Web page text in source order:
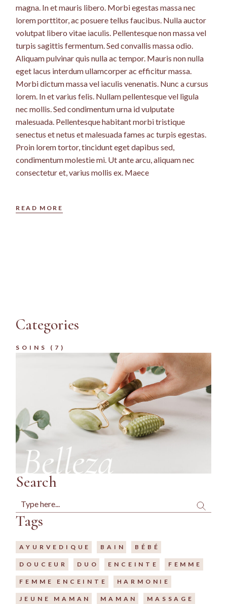
magna. In et mauris libero. Morbi egestas massa nec
lorem porttitor, ac posuere tellus faucibus. Nulla auctor
volutpat libero vitae iaculis. Pellentesque non massa vel
turpis sagittis fermentum. Sed convallis massa odio.
Aliquam pulvinar quis nulla ac tempor. Mauris non nulla
eget lacus interdum ullamcorper ac efficitur massa.
Morbi dictum massa vel iaculis venenatis. Nunc a cursus
lorem. In et varius felis. Nullam pellentesque vel ligula
nec mollis. Sed condimentum urna id vulputate
malesuada. Pellentesque habitant morbi tristique
senectus et netus et malesuada fames ac turpis egestas.
Proin lorem tortor, tincidunt eget dapibus sed,
condimentum molestie mi. Ut ante arcu, aliquam nec
consectetur et, varius mollis ex. Maece
READ MORE
Categories
SOINS (7)
Search
Search
Tags
AYURVEDIQUE BAIN BÉBÉ
DOUCEUR DUO ENCEINTE FEMME
FEMME ENCEINTE HARMONIE
JEUNE MAMAN MAMAN MASSAGE